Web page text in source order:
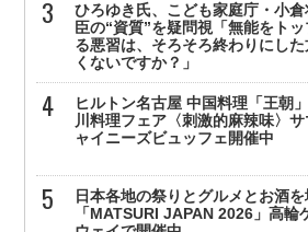
ひろゆき氏、こども家庭庁・小
臣の“資質”を疑問視「無能をト
る悪習は、そろそろ終わりにした
くないですか？」
ヒルトン名古屋 中国料理「王朝
川料理フェア〈刺激的麻辣味〉
ャイニーズビュッフェ開催中
日本各地の祭りとグルメとお酒
「MATSURI JAPAN 2026」高輪